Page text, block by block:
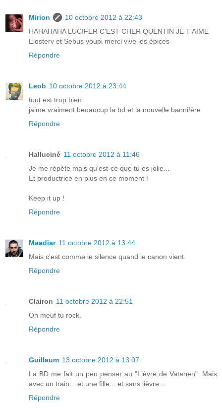
Mirion
10 octobre 2012 à 22:43
HAHAHAHA LUCIFER C'EST CHER QUENTIN JE T'AIME
Elosterv et Sebus youpi merci vive les épices
Répondre
Leob 10 octobre 2012 à 23:44
tout est trop bien
jaime vraiment beuaocup la bd et la nouvelle banni!ère
Répondre
Halluciné 11 octobre 2012 à 11:46
Je me répète mais qu'est-ce que tu es jolie...
Et productrice en plus en ce moment !
Keep it up !
Répondre
Maadiar 11 octobre 2012 à 13:44
Mais c'est comme le silence quand le canon vient.
Répondre
Clairon 11 octobre 2012 à 22:51
Oh meuf tu rock.
Répondre
Guillaum 13 octobre 2012 à 13:07
La BD me fait un peu penser au "Lièvre de Vatanen". Mais
avec un train... et une fille... et sans lièvre...
Répondre